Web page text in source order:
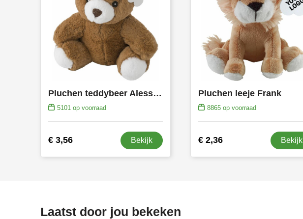
Pluchen teddybeer Alessandro | 20 cm
5101 op voorraad
€ 3,56 Bekijk
Pluchen leeje Frank
8865op voorraad
€ 2,36 Bekijk
Laatst door jou bekeken